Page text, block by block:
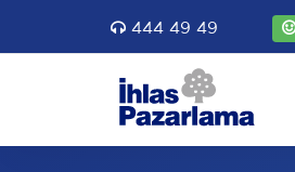
444 49 49